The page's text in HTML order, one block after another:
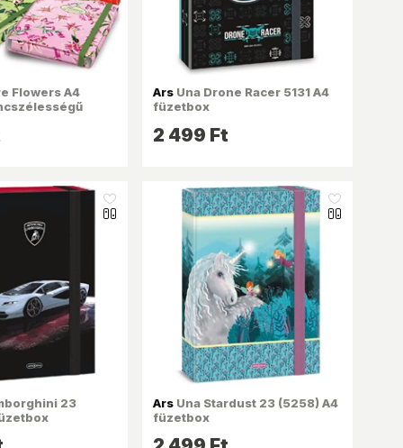
Flowers A4
Ars Una Drone Racer 5131 A4
füzetbox
2 499 Ft
like_16
23
like_16
Ars Una Stardust 23 (5258) A4
füzetbox